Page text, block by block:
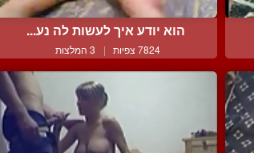
הוא יודע איך לעשות לה נע...
7824 צפיות | 3 המלצות